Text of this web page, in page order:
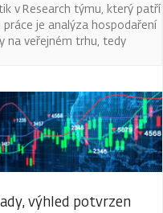
v Research týmu, který patří
je analýza hospodaření
na veřejném trhu, tedy
výhled potvrzen